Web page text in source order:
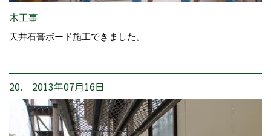
木工事
天井石膏ボード施工できました。
20. 2013年07月16日